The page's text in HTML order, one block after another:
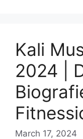
Kali
2024 |
March 17, 2024